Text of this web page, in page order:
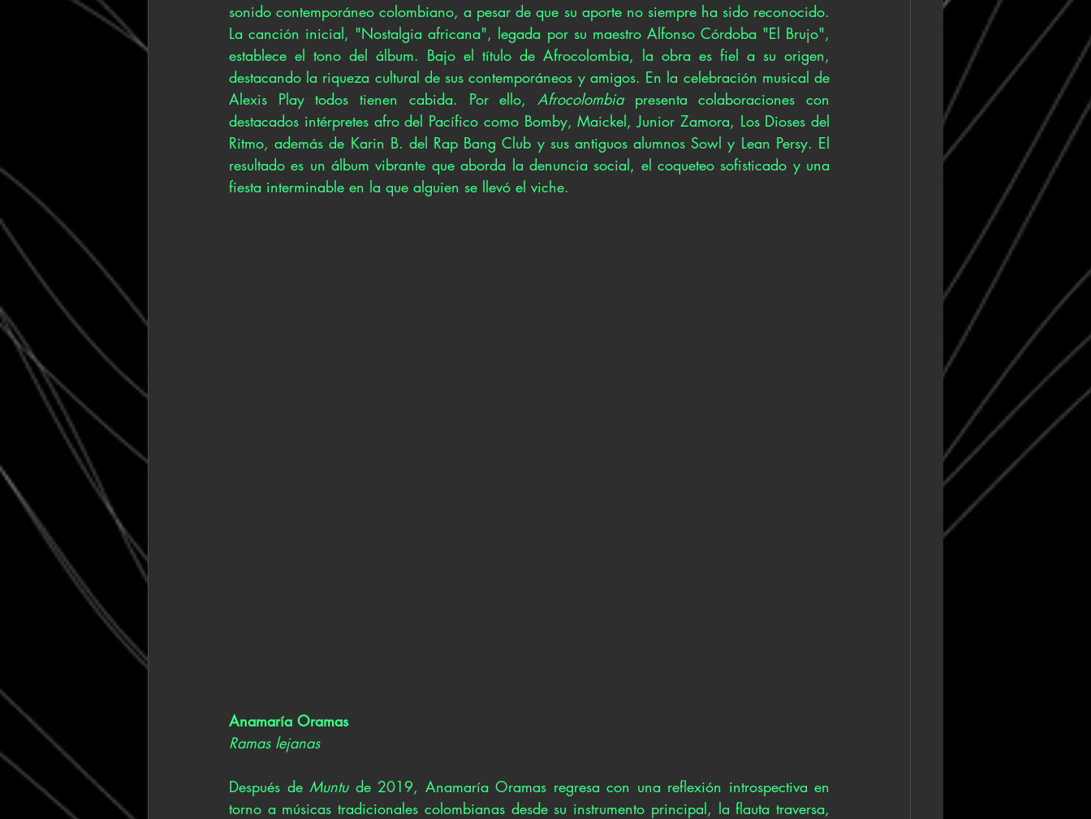
sonido contemporáneo colombiano, a pesar de que su aporte no siempre ha sido reconocido.
La canción inicial, "Nostalgia africana", legada por su maestro Alfonso Córdoba "El Brujo",
establece el tono del álbum. Bajo el título de Afrocolombia, la obra es fiel a su origen,
destacando la riqueza cultural de sus contemporáneos y amigos. En la celebración musical de
Alexis Play todos tienen cabida. Por ello, Afrocolombia presenta colaboraciones con
destacados intérpretes afro del Pacífico como Bomby, Maickel, Junior Zamora, Los Dioses del
Ritmo, además de Karin B. del Rap Bang Club y sus antiguos alumnos Sowl y Lean Persy. El
resultado es un álbum vibrante que aborda la denuncia social, el coqueteo sofisticado y una
fiesta interminable en la que alguien se llevó el viche.
Anamaría Oramas
Ramas lejanas
Después de Muntu de 2019, Anamaría Oramas regresa con una reflexión introspectiva en
torno a músicas tradicionales colombianas desde su instrumento principal, la flauta traversa,